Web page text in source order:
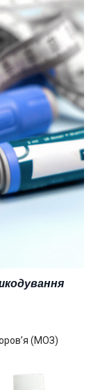
(МОЗ)